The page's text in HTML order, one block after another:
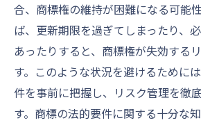
合、商標権の維持が困難になる可能
ば、更新期限を過ぎてしまったり、
あったりすると、商標権が失効する
す。このような状況を避けるために
件を事前に把握し、リスク管理を徹
す。商標の法的要件に関する十分な